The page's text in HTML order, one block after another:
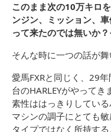
このまま次の10万キロ
ンジン、ミッション、
って来たのでは無いか
そんな時に一つの話が舞
愛馬FXRと同じく、29
台のHARLEYがやってき
素性ははっきりしてい
マシンの調子にとても
タイプではなく所持する